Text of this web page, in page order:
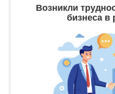
Возникли
бизнеса в